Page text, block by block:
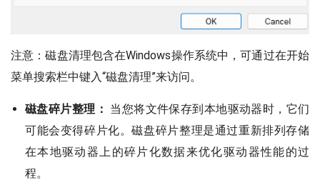
注意：磁盘清理包含在Windows操作系统中，可通过在开始
菜单搜索栏中键入“磁盘清理”来访问。
磁盘碎片整理： 当您将文件保存到本地驱动器时，它们
可能会变得碎片化。磁盘碎片整理是通过重新排列存储
在本地驱动器上的碎片化数据来优化驱动器性能的过
程。